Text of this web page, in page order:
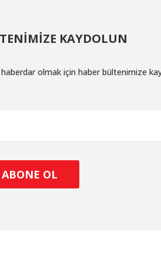
KAYDOLUN
olmak için haber bültenimize
ABONE OL